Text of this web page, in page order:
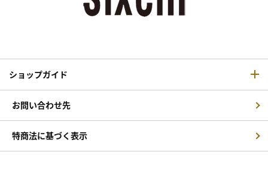
ショップガイド
お問い合わせ先
特商法に基づく表示